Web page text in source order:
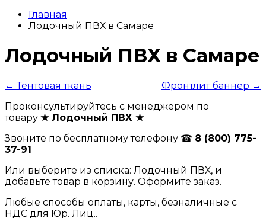
Главная
Лодочный ПВХ в Самаре
Лодочный ПВХ в Самаре
Фронтлит баннер →
← Тентовая ткань
Проконсультируйтесь с менеджером по
товару ★ Лодочный ПВХ ★
Звоните по бесплатному телефону ☎ 8 (800) 775-
37-91
Или выберите из списка: Лодочный ПВХ, и
добавьте товар в корзину. Оформите заказ.
Любые способы оплаты, карты, безналичные с
НДС для Юр. Лиц..